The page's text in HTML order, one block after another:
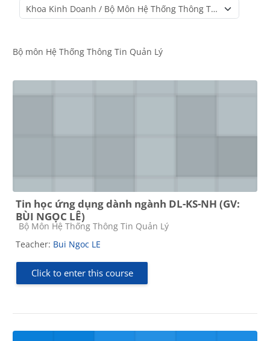
Course categories
Bộ môn Hệ Thống Thông Tin Quản Lý
Tin học ứng dụng dành ngành DL-KS-NH (GV:
BÙI NGỌC LÊ)
Course category
Bộ Môn Hệ Thống Thông Tin Quản Lý
Teacher: Bui Ngoc LE
Click to enter this course